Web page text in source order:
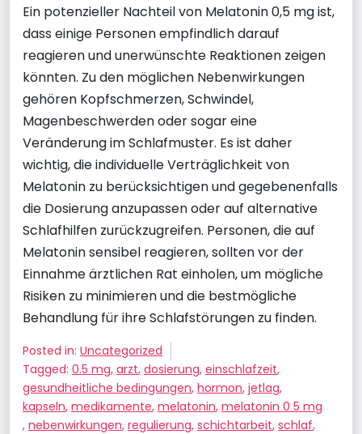
Ein potenzieller Nachteil von Melatonin 0,5 mg ist,
dass einige Personen empfindlich darauf
reagieren und unerwünschte Reaktionen zeigen
könnten. Zu den möglichen Nebenwirkungen
gehören Kopfschmerzen, Schwindel,
Magenbeschwerden oder sogar eine
Veränderung im Schlafmuster. Es ist daher
wichtig, die individuelle Verträglichkeit von
Melatonin zu berücksichtigen und gegebenenfalls
die Dosierung anzupassen oder auf alternative
Schlafhilfen zurückzugreifen. Personen, die auf
Melatonin sensibel reagieren, sollten vor der
Einnahme ärztlichen Rat einholen, um mögliche
Risiken zu minimieren und die bestmögliche
Behandlung für ihre Schlafstörungen zu finden.
Posted in: Uncategorized
Tagged: 0.5 mg, arzt, dosierung, einschlafzeit,
gesundheitliche bedingungen, hormon, jetlag,
kapseln, medikamente, melatonin, melatonin 0 5 mg
, nebenwirkungen, regulierung, schichtarbeit, schlaf,